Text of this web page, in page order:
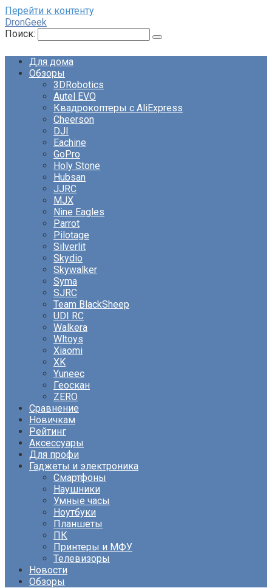
Перейти к контенту
DronGeek
Поиск:
Для дома
Обзоры
3DRobotics
Autel EVO
Квадрокоптеры с AliExpress
Cheerson
DJI
Eachine
GoPro
Holy Stone
Hubsan
JJRC
MJX
Nine Eagles
Parrot
Pilotage
Silverlit
Skydio
Skywalker
Syma
SJRC
Team BlackSheep
UDI RC
Walkera
Wltoys
Xiaomi
XK
Yuneec
Геоскан
ZERO
Сравнение
Новичкам
Рейтинг
Аксессуары
Для профи
Гаджеты и электроника
Смартфоны
Наушники
Умные часы
Ноутбуки
Планшеты
ПК
Принтеры и МФУ
Телевизоры
Новости
Обзоры